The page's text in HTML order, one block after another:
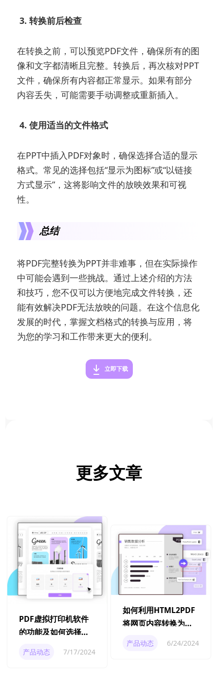
3. 转换前后检查
在转换之前，可以预览PDF文件，确保所有的图
像和文字都清晰且完整。转换后，再次核对PPT
文件，确保所有内容都正常显示。如果有部分
内容丢失，可能需要手动调整或重新插入。
4. 使用适当的文件格式
在PPT中插入PDF对象时，确保选择合适的显示
格式。常见的选择包括“显示为图标”或“以链接
方式显示”，这将影响文件的放映效果和可视
性。
总结
将PDF完整转换为PPT并非难事，但在实际操作
中可能会遇到一些挑战。通过上述介绍的方法
和技巧，您不仅可以方便地完成文件转换，还
能有效解决PDF无法放映的问题。在这个信息化
发展的时代，掌握文档格式的转换与应用，将
为您的学习和工作带来更大的便利。
立即下载
更多文章
PDF虚拟打印机软件
的功能及如何选择适
软件
产品动态 7/17/2024
如何利用HTML2PDF
将网页内容转换为
HTML2PDF教程详解
产品动态 6/24/2024